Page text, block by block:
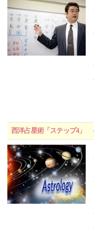
西洋占星術「ステップ4」